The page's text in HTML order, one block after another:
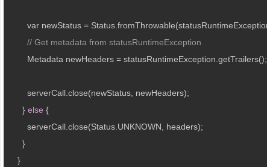
var newStatus =
// Get metadata from statusRuntimeException
        Metadata newHeaders = statusRuntimeException.getTrailers();
        serverCall.close(newStatus, newHeaders);
      }
else {
        serverCall.close(Status.UNKNOWN, headers);
      }
    }